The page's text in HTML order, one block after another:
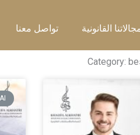
القانونية تواصل معنا
Category: